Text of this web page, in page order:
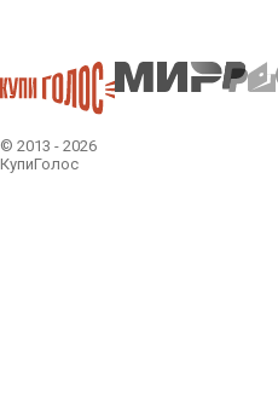
© 2013 - 2026
КупиГолос